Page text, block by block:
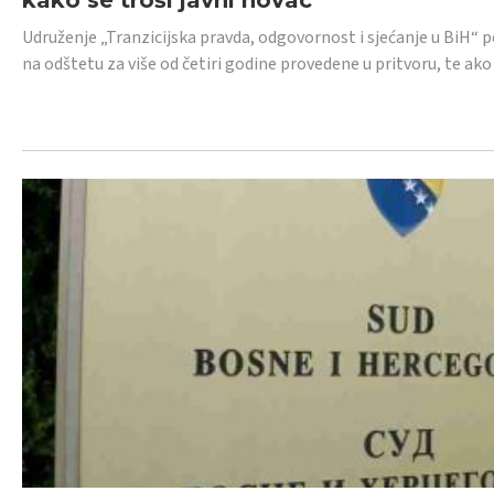
Udruženje „Tranzicijska pravda, odgovornost i sjećanje u
na odštetu za više od četiri godine provedene u pritvoru, te